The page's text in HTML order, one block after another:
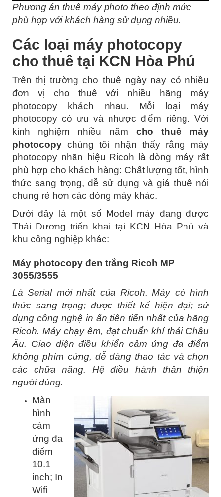
Phương án thuê máy photo theo định mức
phù hợp với khách hàng sử dụng nhiều.
Các loại máy photocopy
cho thuê tại KCN Hòa Phú
Trên thị trường cho thuê ngày nay có nhiều
đơn vị cho thuê với nhiều hãng máy
photocopy khách nhau. Mỗi loại máy
photocopy có ưu và nhược điểm riêng. Với
kinh nghiệm nhiều năm cho thuê máy
photocopy chúng tôi nhận thấy rằng máy
photocopy nhãn hiệu Ricoh là dòng máy rất
phù hợp cho khách hàng: Chất lượng tốt, hình
thức sang trọng, dễ sử dụng và giá thuê nói
chung rẻ hơn các dòng máy khác.
Dưới đây là một số Model máy đang được
Thái Dương triển khai tại KCN Hòa Phú và
khu công nghiệp khác:
Máy photocopy đen trắng Ricoh MP
3055/3555
Là Serial mới nhất của Ricoh. Máy có hình
thức sang trọng; được thiết kế hiện đại; sử
dụng công nghệ in ấn tiên tiến nhất của hãng
Ricoh. Máy chạy êm, đạt chuẩn khí thái Châu
Âu. Giao diện điều khiển cảm ứng đa điểm
không phím cứng, dễ dàng thao tác và chọn
các chữa năng. Hệ điều hành thân thiện
người dùng.
Màn
hình
cảm
ứng đa
điểm
10.1
inch; In
Wifi